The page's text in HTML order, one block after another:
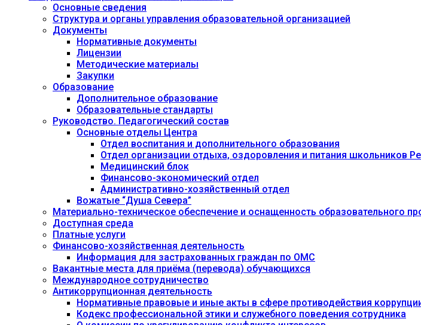
Основные сведения
Структура и органы управления образовательной организацией
Документы
Нормативные документы
Лицензии
Методические материалы
Закупки
Образование
Дополнительное образование
Образовательные стандарты
Руководство. Педагогический состав
Основные отделы Центра
Отдел воспитания и дополнительного образования
Отдел организации отдыха, оздоровления и питания школьников
Медицинский блок
Финансово-экономический отдел
Административно-хозяйственный отдел
Вожатые “Душа Севера”
Материально-техническое обеспечение и оснащенность образовательного
Доступная среда
Платные услуги
Финансово-хозяйственная деятельность
Информация для застрахованных граждан по ОМС
Вакантные места для приёма (перевода) обучающихся
Международное сотрудничество
Антикоррупционная деятельность
Нормативные правовые и иные акты в сфере противодействия
Кодекс профессиональной этики и служебного поведения сотрудника